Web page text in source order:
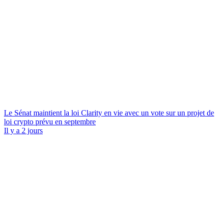
Le Sénat maintient la loi Clarity en vie avec un vote sur un projet de
loi crypto prévu en septembre
Il y a 2 jours